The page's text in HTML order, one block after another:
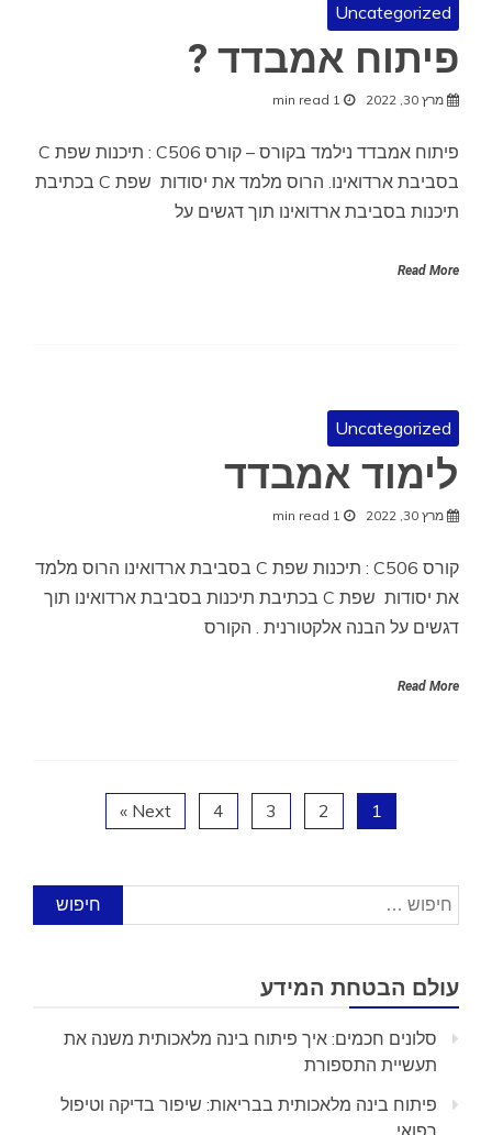
Uncategorized
פיתוח אמבדד ?
מרץ 30, 2022 1 min read
פיתוח אמבדד נילמד בקורס – קורס C506 : תיכנות שפת C
בסביבת ארדואינו. הרוס מלמד את יסודות שפת C בכתיבת
תיכנות בסביבת ארדואינו תוך דגשים על
Read More
Uncategorized
לימוד אמבדד
מרץ 30, 2022 1 min read
קורס C506 : תיכנות שפת C בסביבת ארדואינו הרוס מלמד
את יסודות שפת C בכתיבת תיכנות בסביבת ארדואינו תוך
דגשים על הבנה אלקטורנית . הקורס
Read More
1
2
3
4
Next »
חיפוש:
עולם הבטחת המידע
סלונים חכמים: איך פיתוח בינה מלאכותית משנה את
תעשיית התספורת
פיתוח בינה מלאכותית בבריאות: שיפור בדיקה וטיפול
רפואי